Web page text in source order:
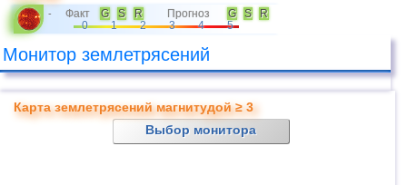
- Факт G S R Прогноз G S
R
0
1 2 3 4 5
Монитор землетрясений
Карта землетрясений магнитудой ≥ 3
Выбор монитора